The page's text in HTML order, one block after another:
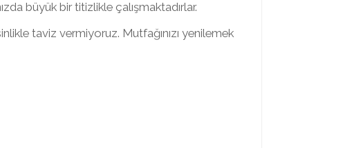
büyük bir titizlikle çalışmaktadırlar.
taviz vermiyoruz. Mutfağınızı yenilemek